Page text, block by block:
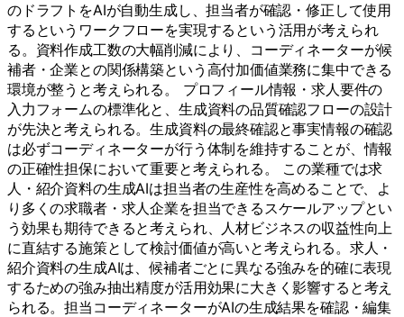
のドラフトをAIが自動生成し、担当者が確認・修正して使用
するというワークフローを実現するという活用が考えられ
る。資料作成工数の大幅削減により、コーディネーターが候
補者・企業との関係構築という高付加価値業務に集中できる
環境が整うと考えられる。 プロフィール情報・求人要件の
入力フォームの標準化と、生成資料の品質確認フローの設計
が先決と考えられる。生成資料の最終確認と事実情報の確認
は必ずコーディネーターが行う体制を維持することが、情報
の正確性担保において重要と考えられる。 この業種では求
人・紹介資料の生成AIは担当者の生産性を高めることで、よ
り多くの求職者・求人企業を担当できるスケールアップとい
う効果も期待できると考えられ、人材ビジネスの収益性向上
に直結する施策として検討価値が高いと考えられる。求人・
紹介資料の生成AIは、候補者ごとに異なる強みを的確に表現
するための強み抽出精度が活用効果に大きく影響すると考え
られる。担当コーディネーターがAIの生成結果を確認・編集